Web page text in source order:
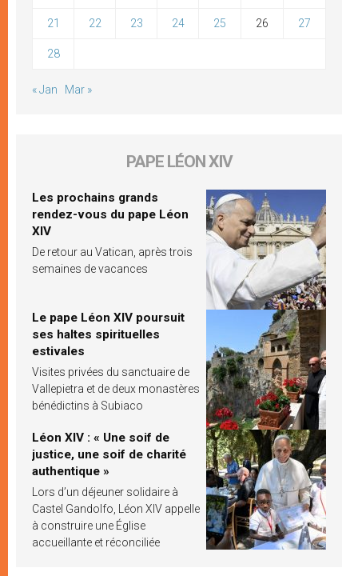
21 22 23 24 25 26 27
28
« Jan Mar »
PAPE LÉON XIV
Les prochains grands
rendez-vous du pape Léon
XIV
De retour au Vatican, après trois
semaines de vacances
Le pape Léon XIV poursuit
ses haltes spirituelles
estivales
Visites privées du sanctuaire de
Vallepietra et de deux monastères
bénédictins à Subiaco
Léon XIV : « Une soif de
justice, une soif de charité
authentique »
Lors d’un déjeuner solidaire à
Castel Gandolfo, Léon XIV appelle
à construire une Église
accueillante et réconciliée